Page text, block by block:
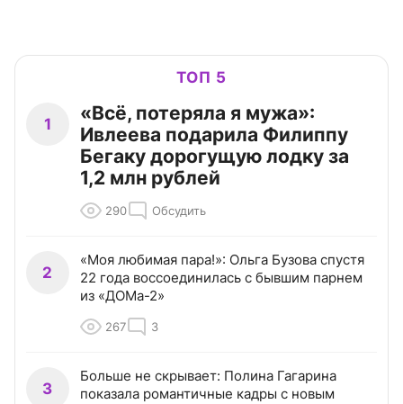
ТОП 5
1
«Всё, потеряла я мужа»:
Ивлеева подарила Филиппу
Бегаку дорогущую лодку за
1,2 млн рублей
290 Обсудить
2
«Моя любимая пара!»: Ольга Бузова спустя
22 года воссоединилась с бывшим парнем
из «ДОМа-2»
267 3
3
Больше не скрывает: Полина Гагарина
показала романтичные кадры с новым